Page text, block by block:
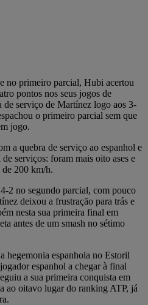
no primeiro parcial, Hubi acertou
pontos nos seus jogos de
de serviço de Martínez logo aos 3-
o primeiro parcial sem que
jogo.
a quebra de serviço ao espanhol e
serviços: foram mais oito ases e
de 200 km/h.
2 no segundo parcial, com pouco
deixou a frustração para trás e
nesta sua primeira final em
antes de um smash no sétimo
hegemonia espanhola no Estoril
espanhol a chegar à final
a sua primeira conquista em
ao oitavo lugar do ranking ATP, já